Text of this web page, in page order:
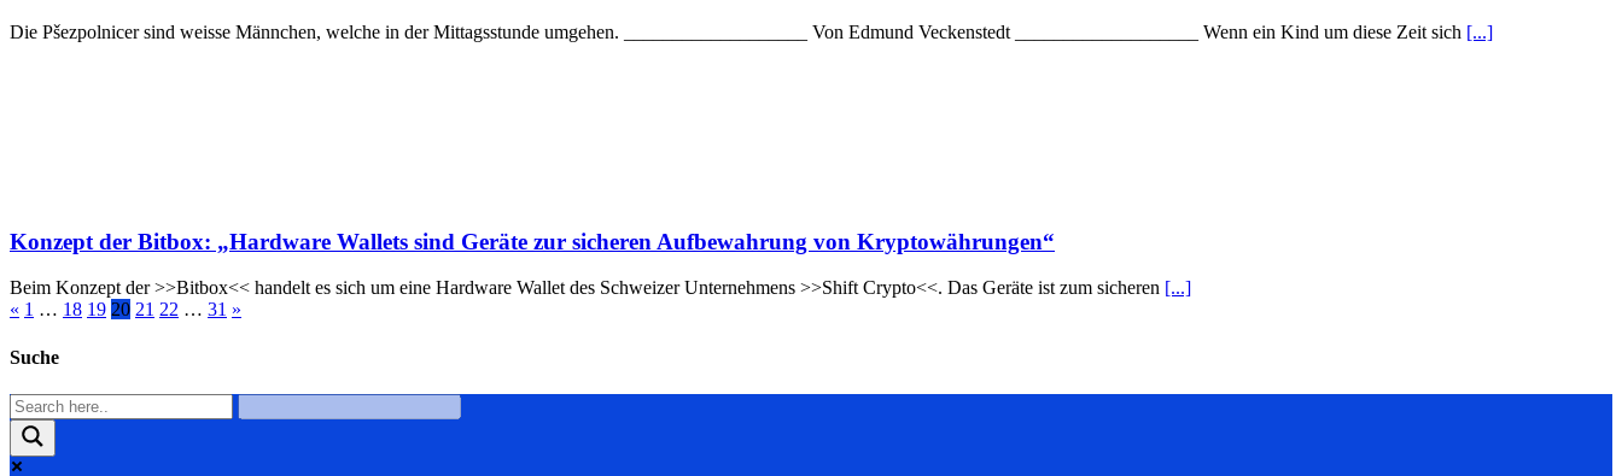
Die Pšezpolnicer sind weisse Männchen, welche in der Mittagsstunde umgehen. ___________________ Von Edmund Veckenstedt ___________________ Wenn ein Kind um diese Zeit sich [...]
Konzept der Bitbox: „Hardware Wallets sind Geräte zur sicheren Aufbewahrung von Kryptowährungen“
Beim Konzept der >>Bitbox<< handelt es sich um eine Hardware Wallet des Schweizer Unternehmens >>Shift Crypto<<. Das Geräte ist zum sicheren [...]
« 1 … 18 19 20 21 22 … 31 »
Suche